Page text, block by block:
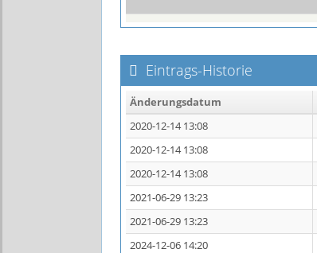
Eintrags-Historie
Änderungsdatum
2020-12-14 13:08
2020-12-14 13:08
2020-12-14 13:08
2021-06-29 13:23
2021-06-29 13:23
2024-12-06 14:20